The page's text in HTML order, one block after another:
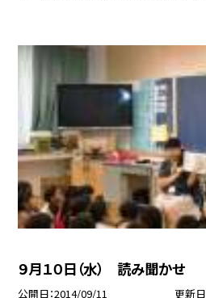
９月１０日（水） 読み聞かせ
公開日 2014/09/11 更新日